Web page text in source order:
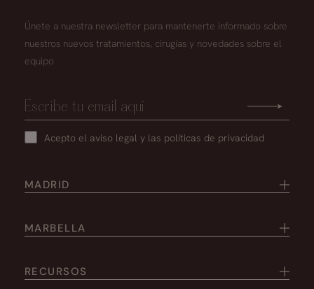
Únete a nuestra newsletter para mantenerte informado sobre
nuestros nuevos tratamientos, cirugías y novedades sobre el
equipo
Acepto el aviso legal y las políticas de privacidad
MADRID
MARBELLA
RECURSOS